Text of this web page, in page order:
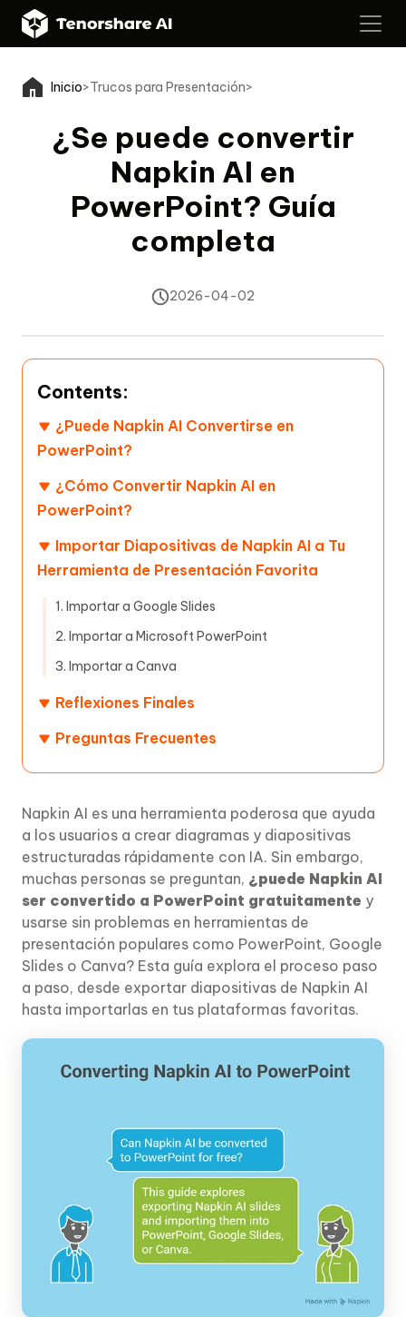
Inicio>Trucos para Presentación>
¿Se puede convertir
Napkin AI en
PowerPoint? Guía
completa
2026-04-02
Contents:
¿Puede Napkin AI Convertirse en
PowerPoint?
¿Cómo Convertir Napkin AI en
PowerPoint?
Importar Diapositivas de Napkin AI a Tu
Herramienta de Presentación Favorita
1. Importar a Google Slides
2. Importar a Microsoft PowerPoint
3. Importar a Canva
Reflexiones Finales
Preguntas Frecuentes
Napkin AI es una herramienta poderosa que ayuda
a los usuarios a crear diagramas y diapositivas
estructuradas rápidamente con IA. Sin embargo,
muchas personas se preguntan, ¿puede Napkin AI
ser convertido a PowerPoint gratuitamente y
usarse sin problemas en herramientas de
presentación populares como PowerPoint, Google
Slides o Canva? Esta guía explora el proceso paso
a paso, desde exportar diapositivas de Napkin AI
hasta importarlas en tus plataformas favoritas.